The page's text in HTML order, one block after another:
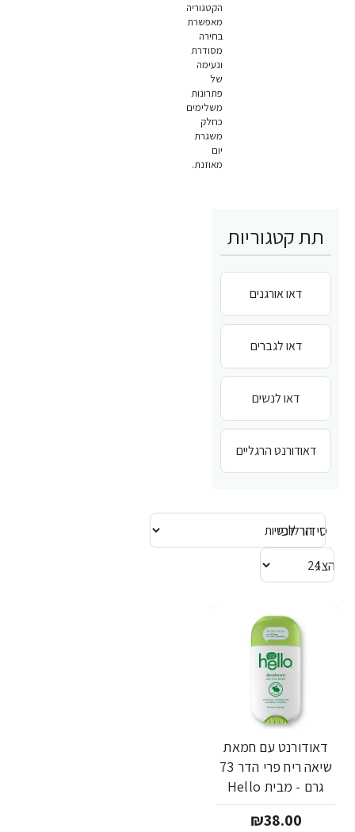
הקטגוריה
מאפשרת
בחירה
מסודרת
ונעימה
של
פתרונות
משלימים
כחלק
משגרת
יום
מאוזנת.
תת קטגוריות
דאו אורגנים
דאו לגברים
דאו לנשים
דאודורנט הרגליים
סידור לפי
הצג
דאודורנט עם חמאת
שיאה ריח פרי הדר 73
גרם - מבית Hello
₪38.00